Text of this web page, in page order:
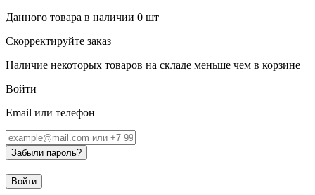
Данного товара в наличии 0 шт
Скорректируйте заказ
Наличие некоторых товаров на складе меньше чем в корзине
Войти
Email или телефон
Забыли пароль?
Войти